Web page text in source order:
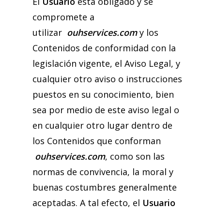
compromete a
utilizar ouhservices.comy los
Contenidos de conformidad con la
legislación vigente, el Aviso Legal, y
cualquier otro aviso o instrucciones
puestos en su conocimiento, bien
sea por medio de este aviso legal o
en cualquier otro lugar dentro de
los Contenidos que conforman
ouhservices.com, como son las
normas de convivencia, la moral y
buenas costumbres generalmente
aceptadas. A tal efecto, el Usuario